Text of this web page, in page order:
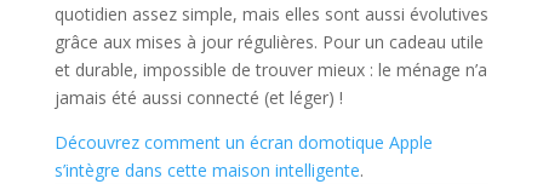
quotidien assez simple, mais elles sont aussi évolutives
grâce aux mises à jour régulières. Pour un cadeau utile
et durable, impossible de trouver mieux : le ménage n’a
jamais été aussi connecté (et léger) !
Découvrez comment un écran domotique Apple
s’intègre dans cette maison intelligente.